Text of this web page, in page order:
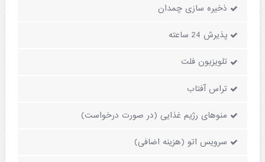
ذخیره سازی چمدان
پذیرش 24 ساعته
تلویزیون فلت
تراس آفتاب
منوهای رژیم غذایی (در صورت درخواست)
سرویس اتو (هزینه اضافی)